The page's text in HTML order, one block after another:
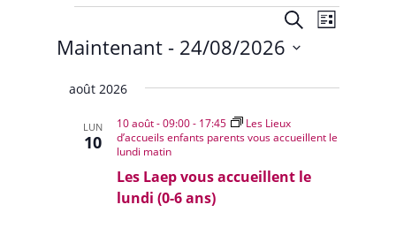
Évènements Recherche
et
navigation
de
Recherche
de
Liste
Maintenant - 24/08/2026
une
août 2026
LUN
10
Les Laep vous accueillent le
lundi (0-6 ans)
10 août - 09:00- 17:45
Les Lieux
d’accueils enfants parents vous accueillent le
lundi matin